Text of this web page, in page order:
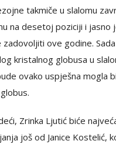
takmiče u slalomu
na desetoj poziciji i jasno
ove godine.
kristalnog globusa u
ovako uspješna mogla
Zrinka Ljutić biće
još od Janice Kostelić,